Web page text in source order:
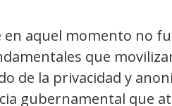
aquel momento no
que
de la privacidad y
gubernamental que